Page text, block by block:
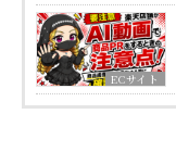
ECサイト